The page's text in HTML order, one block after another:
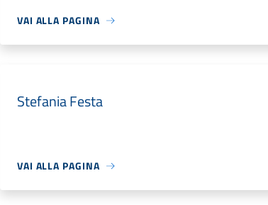
VAI ALLA PAGINA
Stefania Festa
VAI ALLA PAGINA